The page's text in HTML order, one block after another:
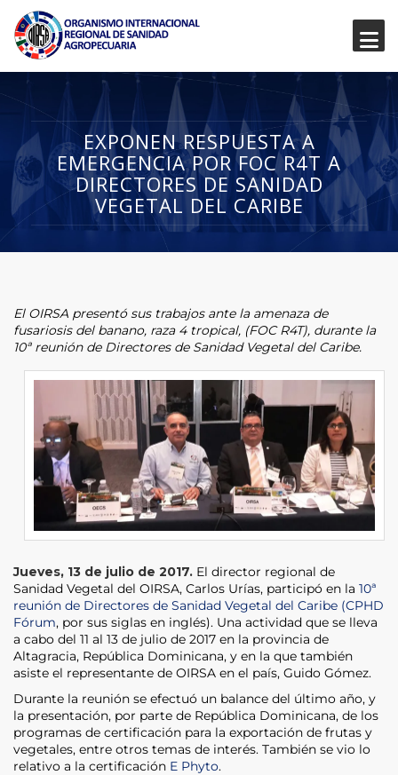
EXPONEN RESPUESTA A
EMERGENCIA POR FOC R4T A
DIRECTORES DE SANIDAD
VEGETAL DEL CARIBE
El OIRSA presentó sus trabajos ante la amenaza de
fusariosis del banano, raza 4 tropical, (FOC R4T), durante la
10ª reunión de Directores de Sanidad Vegetal del Caribe.
Jueves, 13 de julio de 2017. El director regional de
Sanidad Vegetal del OIRSA, Carlos Urías, participó en la 10ª
reunión de Directores de Sanidad Vegetal del Caribe (CPHD
Fórum, por sus siglas en inglés). Una actividad que se lleva
a cabo del 11 al 13 de julio de 2017 en la provincia de
Altagracia, República Dominicana, y en la que también
asiste el representante de OIRSA en el país, Guido Gómez.
Durante la reunión se efectuó un balance del último año, y
la presentación, por parte de República Dominicana, de los
programas de certificación para la exportación de frutas y
vegetales, entre otros temas de interés. También se vio lo
relativo a la certificación E Phyto.